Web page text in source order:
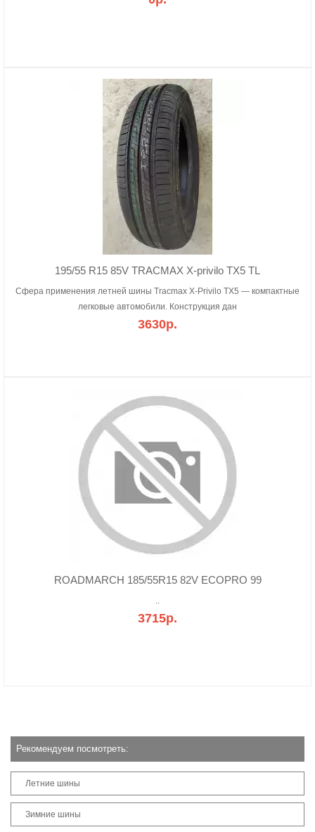
195/55 R15 85V TRACMAX X-privilo TX5 TL
Сфера применения летней шины Tracmax X-Privilo TX5 — компактные
легковые автомобили. Конструкция дан
3630р.
ROADMARCH 185/55R15 82V ECOPRO 99
..
3715р.
Рекомендуем посмотреть:
Летние шины
Зимние шины